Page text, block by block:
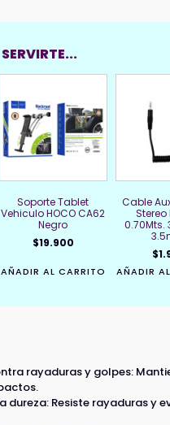
Soporte Tablet
Vehiculo HOCO CA62
Negro
$19.900
AÑADIR AL CARRITO
Cable
Stereo
0.70Mts.
$
AÑADIR
rayaduras y golpes:
Resiste rayaduras y